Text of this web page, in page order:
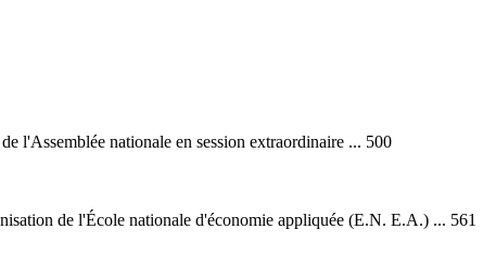
l'Assemblée nationale en session extraordinaire ... 500
de l'École nationale d'économie appliquée (E.N. E.A.) ... 561